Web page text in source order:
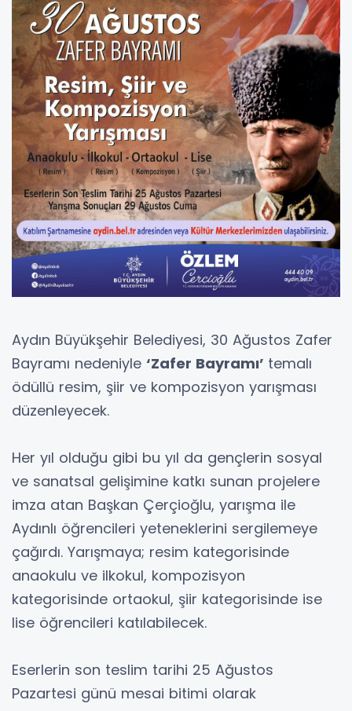
Aydın Büyükşehir Belediyesi, 30 Ağustos Zafer
Bayramı nedeniyle ‘Zafer Bayramı’ temalı
ödüllü resim, şiir ve kompozisyon yarışması
düzenleyecek.
Her yıl olduğu gibi bu yıl da gençlerin sosyal
ve sanatsal gelişimine katkı sunan projelere
imza atan Başkan Çerçioğlu, yarışma ile
Aydınlı öğrencileri yeteneklerini sergilemeye
çağırdı. Yarışmaya; resim kategorisinde
anaokulu ve ilkokul, kompozisyon
kategorisinde ortaokul, şiir kategorisinde ise
lise öğrencileri katılabilecek.
Eserlerin son teslim tarihi 25 Ağustos
Pazartesi günü mesai bitimi olarak